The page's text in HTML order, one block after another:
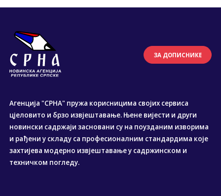
ЗА ДОПИСНИКЕ
Агенција "СРНА" пружа корисницима својих сервиса
цјеловито и брзо извјештавање. Њене вијести и други
новински садржаји засновани су на поузданим изворима
и рађени у складу са професионалним стандардима које
захтијева модерно извјештавање у садржинском и
техничком погледу.